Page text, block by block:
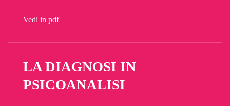
Vedi in pdf
LA DIAGNOSI IN
PSICOANALISI